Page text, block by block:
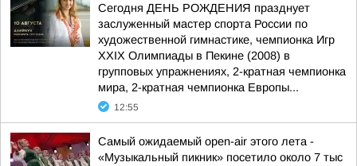
Сегодня ДЕНЬ РОЖДЕНИЯ празднует
заслуженный мастер спорта России по
художественной гимнастике, чемпионка Игр
XXIX Олимпиады в Пекине (2008) в
групповых упражнениях, 2-кратная чемпионка
мира, 2-кратная чемпионка Европы...
12:55
Самый ожидаемый open-air этого лета -
«Музыкальный пикник» посетило около 7 тыс